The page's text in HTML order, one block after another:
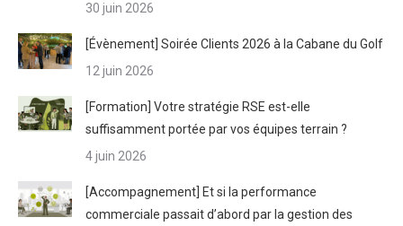
30 juin 2026
[Évènement] Soirée Clients 2026 à la Cabane du Golf
12 juin 2026
[Formation] Votre stratégie RSE est-elle
suffisamment portée par vos équipes terrain ?
4 juin 2026
[Accompagnement] Et si la performance
commerciale passait d’abord par la gestion des